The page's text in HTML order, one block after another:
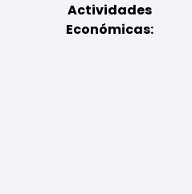
Actividades
Económicas: